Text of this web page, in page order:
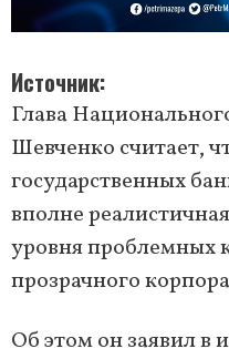
Источник
Глава
Шевченко считает,
государственных
вполне
уровня проблемных
прозрачного
Об этом он заявил в